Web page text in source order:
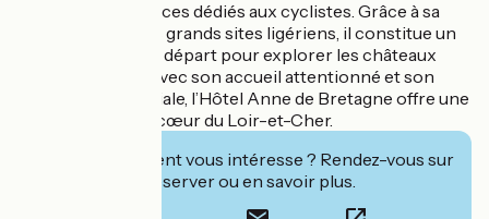
ainsi que des services dédiés aux cyclistes. Grâce à sa
proximité avec les grands sites ligériens, il constitue un
excellent point de départ pour explorer les châteaux
emblématiques. Avec son accueil attentionné et son
atmosphère familiale, l’Hôtel Anne de Bretagne offre une
halte agréable au cœur du Loir-et-Cher.
Cet établissement vous intéresse ? Rendez-vous sur
leur site pour réserver ou en savoir plus.